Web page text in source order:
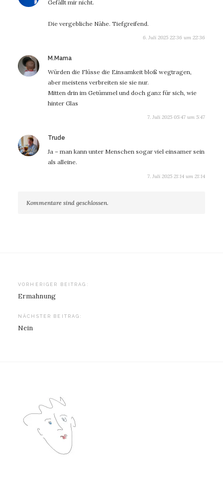
Gefällt mir nicht.
Die vergebliche Nähe. Tiefgreifend.
6. Juli 2025 22:36 um 22:36
M.Mamasagt:
Würden die Flüsse die Einsamkeit bloß wegtragen,
aber meistens verbreiten sie sie nur.
Mitten drin im Getümmel und doch ganz für sich, wie
hinter Glas
7. Juli 2025 05:47 um 5:47
Trude
Ja – man kann unter Menschen sogar viel einsamer sein
als alleine.
7. Juli 2025 21:14 um 21:14
Kommentare sind geschlossen.
Beitragsnavigation
VORHERIGER BEITRAG:
Ermahnung
NÄCHSTER BEITRAG:
Nein